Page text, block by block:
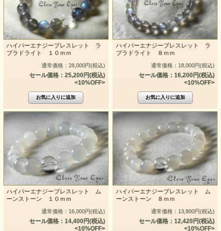
ハイパーエナジーブレスレット ラ
ブラドライト １０ｍｍ
通常価格：28,000円(税込)
セール価格：25,200円(税込)
<10%OFF>
ハイパーエナジーブレスレット ラ
ブラドライト ８ｍｍ
通常価格：18,000円(税込)
セール価格：16,200円(税込)
<10%OFF>
ハイパーエナジーブレスレット ム
ーンストーン １０ｍｍ
通常価格：16,000円(税込)
セール価格：14,400円(税込)
<10%OFF>
ハイパーエナジーブレスレット ム
ーンストーン ８ｍｍ
通常価格：13,800円(税込)
セール価格：12,420円(税込)
<10%OFF>